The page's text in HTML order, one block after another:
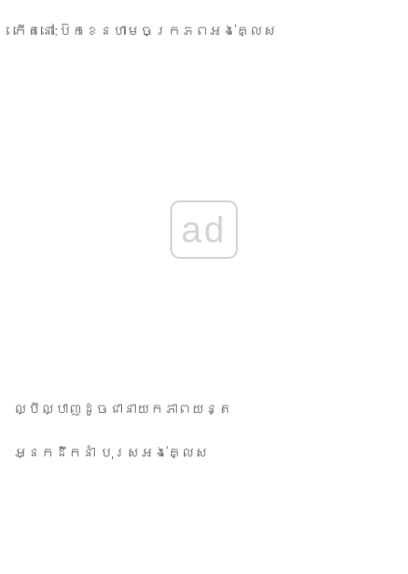
កើត​នៅ: ប៊េកខេនហាមចក្រភពអង់គ្លេស
ad
ល្បីល្បាញដូចជាៈ នាយកភាពយន្ត
អ្នកដឹកនាំ បុរសអង់គ្លេស